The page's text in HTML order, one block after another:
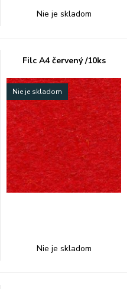
Nie je skladom
Filc A4 červený /10ks
Nie je skladom
Nie je skladom